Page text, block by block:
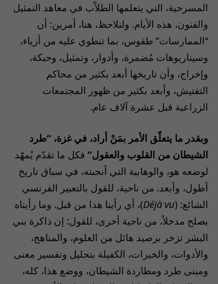
المسرحية، التي يتعلمها الطلاّب في معاهد التمثيل
والفنون، هذه الأيام. ولنلاحظ، هنا، أمرين: أن
“الممارسات” طقوس، بما تنطوي عليه من أزياء،
وسيناريوهات مُضمرة، وأدوار، وتمثيل، وحبكة،
وإخراج، وأن تاريخها أبعد بكثير من محاكم
التفتيش، وأبعد بكثير من ظهور المجتمعات
الزراعية قبل عشرة آلاف عام.
وبقدر ما يتعلّق الأمر بمَنْ أراد، في غزة، “طرد
الشيطان من القلوب والعقول” فكل ما تقدّم يُمهّد
لوضعه هو، والوهابية التي أنجبته، في سياق تاريخ
أطول، وأبعد. من ناحية، للقول بالتعبير الفرنسي
الشائع: (Déjà vu)، أي رأينا هذا من قبل. وما رأيناه
يصلح مدخلاً، من ناحية أخرى، للقول: إن ذاكرة بني
البشر تزخر برصيد هائل من العلوم، والمناهج،
والأدوات، والخبرات، الكفيلة بتحليل وتفسير معنى
ومبنى طرد ومطاردة الشيطان، ووضع هذا، كله،